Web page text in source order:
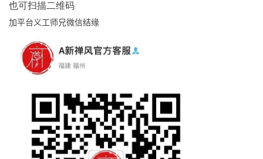
也可扫描二维码
加平台义工师兄微信结缘